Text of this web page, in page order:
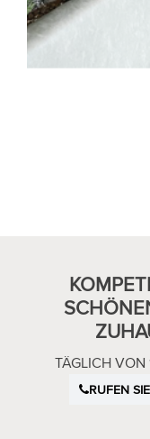
TÄGLICH
RUFEN